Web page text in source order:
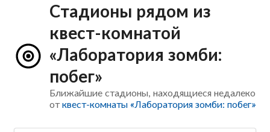
Стадионы рядом из
квест-комнатой
«Лаборатория зомби:
побег»
Ближайшие стадионы, находящиеся недалеко
отквест-комнаты «Лаборатория зомби: побег»